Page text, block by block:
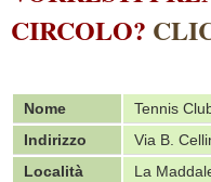
CIRCOLO?
Nome
Tennis
Indirizzo
Via B.
Località
La